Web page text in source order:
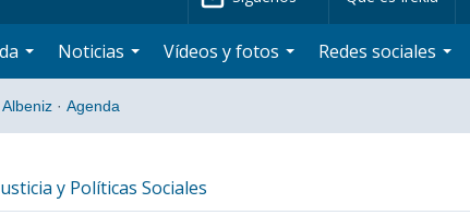
Noticias Vídeos y fotos Redes sociales
· Agenda
y Políticas Sociales